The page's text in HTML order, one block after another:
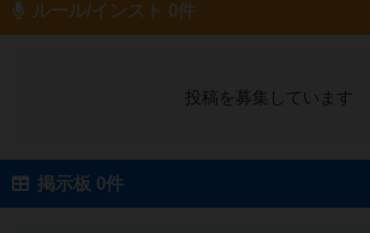
ルール/インスト 0件
投稿を募集しています
掲示板 0件